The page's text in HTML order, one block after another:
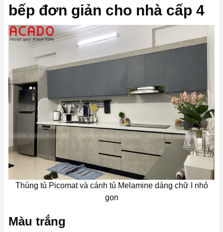
bếp đơn giản cho nhà cấp 4
Thùng tủ Picomat và cánh tủ Melamine dáng chữ I nhỏ
gọn
Màu trắng